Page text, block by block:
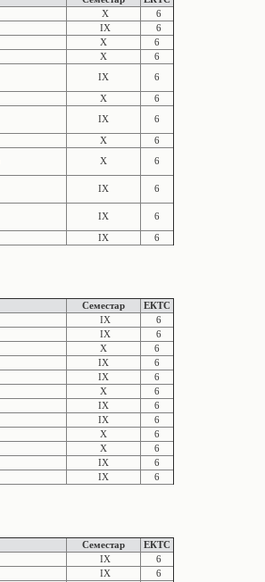
X
6
IX
6
X
6
X 6
IX 6
X 6
IX 6
X 6
X 6
IX 6
IX 6
IX 6
Семестар
ЕКТС
IX
6
IX
6
X
6
IX
6
IX
6
X
6
IX
6
IX
6
X
6
X
6
IX
6
IX 6
Семестар
ЕКТС
IX
6
IX
6